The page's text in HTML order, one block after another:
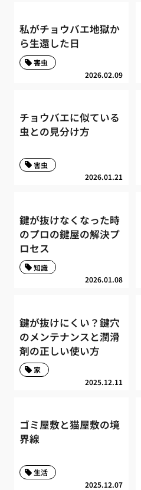
私がチョウバエ地獄か
ら生還した日
2026.02.09
害虫
チョウバエに似ている
虫との見分け方
2026.01.21
害虫
鍵が抜けなくなった時
のプロの鍵屋の解決プ
ロセス
2026.01.08
知識
鍵が抜けにくい？鍵穴
のメンテナンスと潤滑
剤の正しい使い方
2025.12.11
家
ゴミ屋敷と猫屋敷の境
界線
2025.12.07
生活